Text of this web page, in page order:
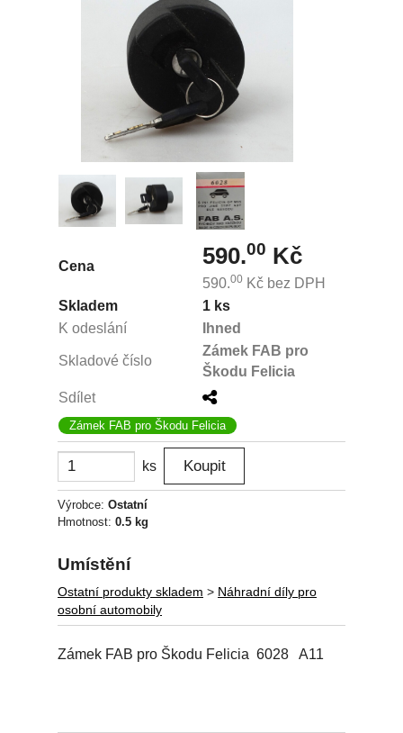
Cena 590.00 Kč
590.00 Kč bez DPH
Skladem
1 ks
K odeslání
Ihned
Skladové číslo
Zámek FAB pro
Škodu Felicia
Sdílet
Zámek FAB pro Škodu Felicia
ks
Výrobce: Ostatní
Hmotnost: 0.5 kg
Umístění
Ostatní produkty skladem > Náhradní díly pro
osobní automobily
Zámek FAB pro Škodu Felicia 6028 A11